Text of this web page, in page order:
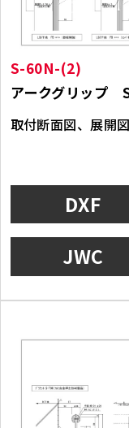
S-60N-(2)
アークグリップ
取付断面図、展開図
DXF
JWC